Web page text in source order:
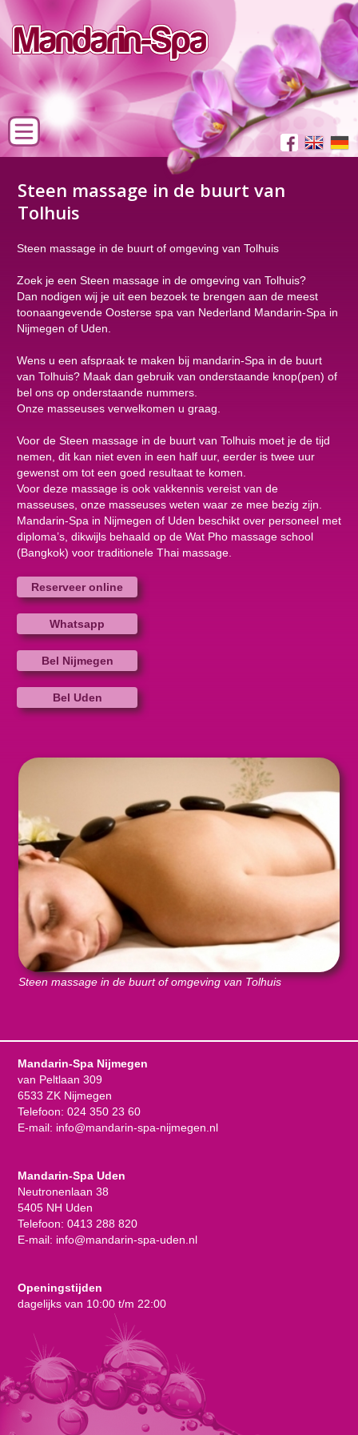
Steen massage in de buurt van
Tolhuis
Steen massage in de buurt of omgeving van Tolhuis
Zoek je een Steen massage in de omgeving van Tolhuis?
Dan nodigen wij je uit een bezoek te brengen aan de meest
toonaangevende Oosterse spa van Nederland Mandarin-Spa in
Nijmegen of Uden.
Wens u een afspraak te maken bij mandarin-Spa in de buurt
van Tolhuis? Maak dan gebruik van onderstaande knop(pen) of
bel ons op onderstaande nummers.
Onze masseuses verwelkomen u graag.
Voor de Steen massage in de buurt van Tolhuis moet je de tijd
nemen, dit kan niet even in een half uur, eerder is twee uur
gewenst om tot een goed resultaat te komen.
Voor deze massage is ook vakkennis vereist van de
masseuses, onze masseuses weten waar ze mee bezig zijn.
Mandarin-Spa in Nijmegen of Uden beschikt over personeel met
diploma’s, dikwijls behaald op de Wat Pho massage school
(Bangkok) voor traditionele Thai massage.
Reserveer online
Whatsapp
Bel Nijmegen
Bel Uden
Steen massage in de buurt of omgeving van Tolhuis
Mandarin-Spa Nijmegen
van Peltlaan 309
6533 ZK Nijmegen
Telefoon: 024 350 23 60
E-mail: info@mandarin-spa-nijmegen.nl
Mandarin-Spa Uden
Neutronenlaan 38
5405 NH Uden
Telefoon: 0413 288 820
E-mail: info@mandarin-spa-uden.nl
Openingstijden
dagelijks van 10:00 t/m 22:00